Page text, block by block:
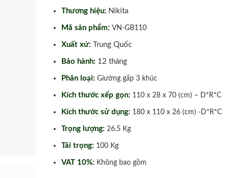
Thương hiệu: Nikita
Mã sản phẩm: VN-GB110
Xuất xứ: Trung Quốc
Bảo hành: 12 tháng
Phân loại: Giường gấp 3 khúc
Kích thước xếp gọn: 110 x 28 x 70 (cm) – D*R*C
Kích thước sử dụng: 180 x 110 x 26 (cm) -D*R*C
Trọng lượng: 26.5 Kg
Tải trọng: 100 Kg
VAT 10%: Không bao gồm